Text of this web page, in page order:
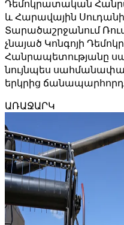
Դեմոկրատական
և Հարավային
Տարածաշրջանում
չնայած Կոնգոյի
Հանրապետությանը
նույնպես
երկրից
ԱՌԱՋԱՐԿ